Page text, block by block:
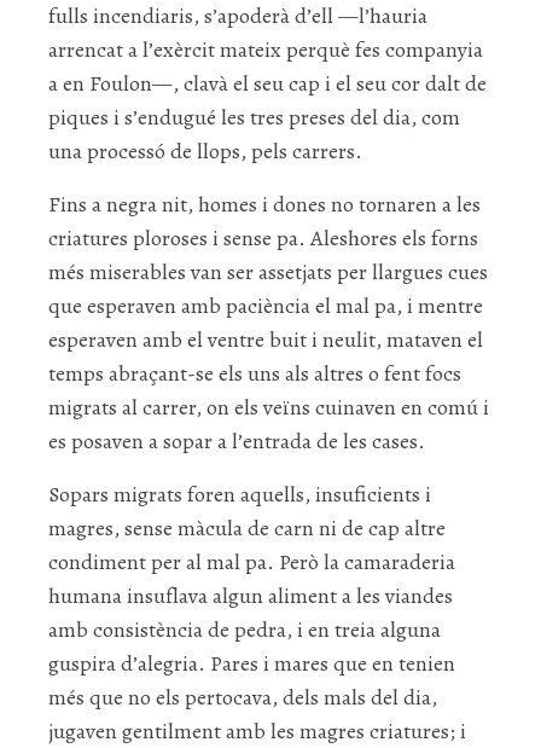
fulls incendiaris, s’apoderà d’ell —l’hauria
arrencat a l’exèrcit mateix perquè fes companyia
a en Foulon—, clavà el seu cap i el seu cor dalt de
piques i s’endugué les tres preses del dia, com
una processó de llops, pels carrers.
Fins a negra nit, homes i dones no tornaren a les
criatures ploroses i sense pa. Aleshores els forns
més miserables van ser assetjats per llargues cues
que esperaven amb paciència el mal pa, i mentre
esperaven amb el ventre buit i neulit, mataven el
temps abraçant-se els uns als altres o fent focs
migrats al carrer, on els veïns cuinaven en comú i
es posaven a sopar a l’entrada de les cases.
Sopars migrats foren aquells, insuficients i
magres, sense màcula de carn ni de cap altre
condiment per al mal pa. Però la camaraderia
humana insuflava algun aliment a les viandes
amb consistència de pedra, i en treia alguna
guspira d’alegria. Pares i mares que en tenien
més que no els pertocava, dels mals del dia,
jugaven gentilment amb les magres criatures; i